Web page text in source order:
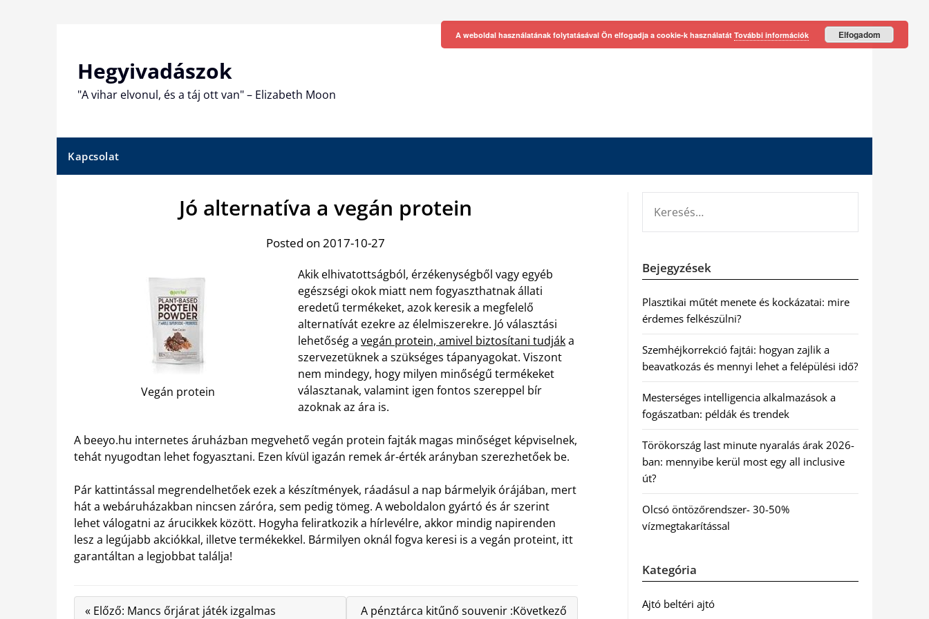
Hegyivadászok
"A vihar elvonul, és a táj ott van" – Elizabeth Moon
Kapcsolat
Jó alternatíva a vegán protein
Posted on 2017-10-27
Vegán protein
Akik elhivatottságból, érzékenységből vagy egyéb
egészségi okok miatt nem fogyaszthatnak állati
eredetű termékeket, azok keresik a megfelelő
alternatívát ezekre az élelmiszerekre. Jó választási
lehetőség a vegán protein, amivel biztosítani tudjáka
szervezetüknek a szükséges tápanyagokat. Viszont
nem mindegy, hogy milyen minőségű termékeket
választanak, valamint igen fontos szereppel bír
azoknak az ára is.
A beeyo.hu internetes áruházban megvehető vegán protein fajták magas minőséget képviselnek,
tehát nyugodtan lehet fogyasztani. Ezen kívül igazán remek ár-érték arányban szerezhetőek be.
Pár kattintással megrendelhetőek ezek a készítmények, ráadásul a nap bármelyik órájában, mert
hát a webáruházakban nincsen záróra, sem pedig tömeg. A weboldalon gyártó és ár szerint
lehet válogatni az árucikkek között. Hogyha feliratkozik a hírlevélre, akkor mindig napirenden
lesz a legújabb akciókkal, illetve termékekkel. Bármilyen oknál fogva keresi is a vegán proteint, itt
garantáltan a legjobbat találja!
« Előző: Mancs őrjárat játék izgalmas A pénztárca kitűnő souvenir :Következő
Bejegyzések
Plasztikai műtét menete és kockázatai: mire
érdemes felkészülni?
Szemhéjkorrekció fajtái: hogyan zajlik a
beavatkozás és mennyi lehet a felépülési idő?
Mesterséges intelligencia alkalmazások a
fogászatban: példák és trendek
Törökország last minute nyaralás árak 2026-
ban: mennyibe kerül most egy all inclusive
út?
Olcsó öntözőrendszer- 30-50%
vízmegtakarítással
Kategória
Ajtó beltéri ajtó
A weboldal használatának folytatásával Ön elfogadja a cookie-k használatát További információk Elfogadom